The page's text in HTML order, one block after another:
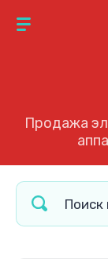
Продажа